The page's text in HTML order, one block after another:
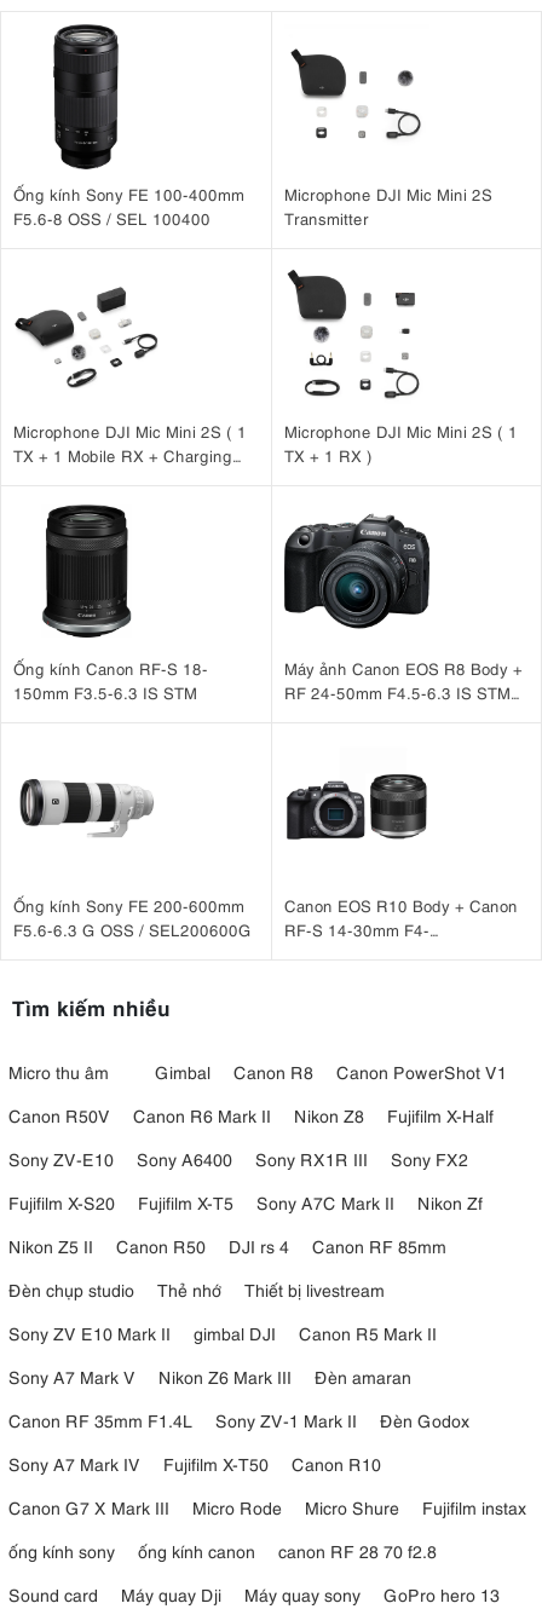
Ống kính Sony FE 100-400mm
F5.6-8 OSS / SEL 100400
Microphone DJI Mic Mini 2S
Transmitter
Microphone DJI Mic Mini 2S ( 1
TX + 1 Mobile RX + Charging
Microphone DJI Mic Mini 2S ( 1
TX + 1 RX )
Ống kính Canon RF-S 18-
150mm F3.5-6.3 IS STM
Máy ảnh Canon EOS R8 Body +
RF 24-50mm F4.5-6.3 IS STM
Ống kính Sony FE 200-600mm
F5.6-6.3 G OSS / SEL200600G
Canon EOS R10 Body + Canon
RF-S 14-30mm F4-
Tìm kiếm nhiều
Micro thu âm Gimbal Canon R8
Canon PowerShot V1
Canon R50V
Canon R6 Mark II Nikon Z8
Fujifilm X-Half
Sony ZV-E10
Sony A6400 Sony RX1R III
Sony FX2
Fujifilm X-S20
Fujifilm X-T5 Sony A7C Mark II
Nikon Zf
Nikon Z5 II
Canon R50 DJI rs 4
Canon RF 85mm
Đèn chụp studio
Thẻ nhớ
Thiết bị livestream
Sony ZV E10 Mark II
gimbal DJI
Canon R5 Mark II
Sony A7 Mark V
Nikon Z6 Mark III
Đèn amaran
Canon RF 35mm F1.4L
Sony ZV-1 Mark II
Đèn Godox
Sony A7 Mark IV
Fujifilm X-T50
Canon R10
Canon G7 X Mark III
Micro Rode Micro Shure
Fujifilm instax
ống kính sony
ống kính canon
canon RF 28 70 f2.8
Sound card
Máy quay Dji Máy quay sony
GoPro hero 13